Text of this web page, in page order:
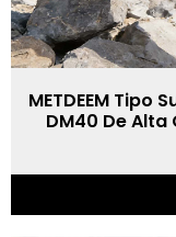
METDEEM Tipo
DM40 De